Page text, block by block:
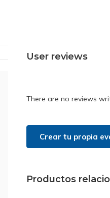
User reviews
There are no reviews
Crear tu propia
Productos